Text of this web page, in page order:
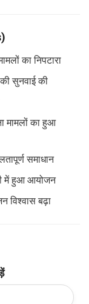
का निपटारा
सुनवाई की
मामलों का हुआ
समाधान
में हुआ आयोजन
विश्वास बढ़ा